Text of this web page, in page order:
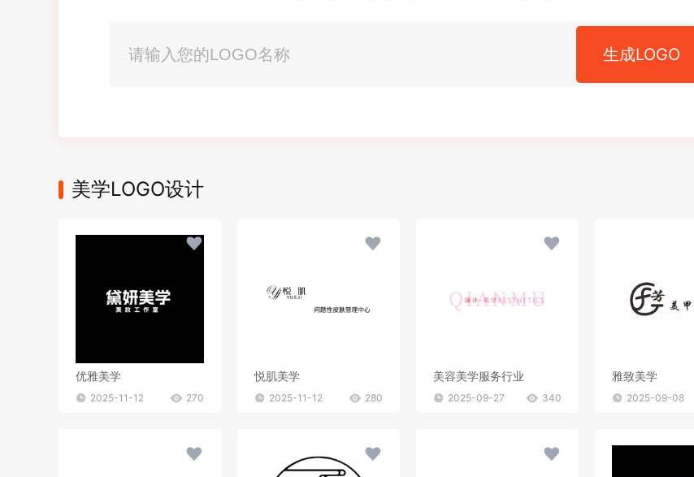
生成LOGO
美学LOGO设计
优雅美学
2025-11-12 270
悦肌美学
2025-11-12 280
美容美学服务行业
2025-09-27 340
雅致美学
2025-09-08